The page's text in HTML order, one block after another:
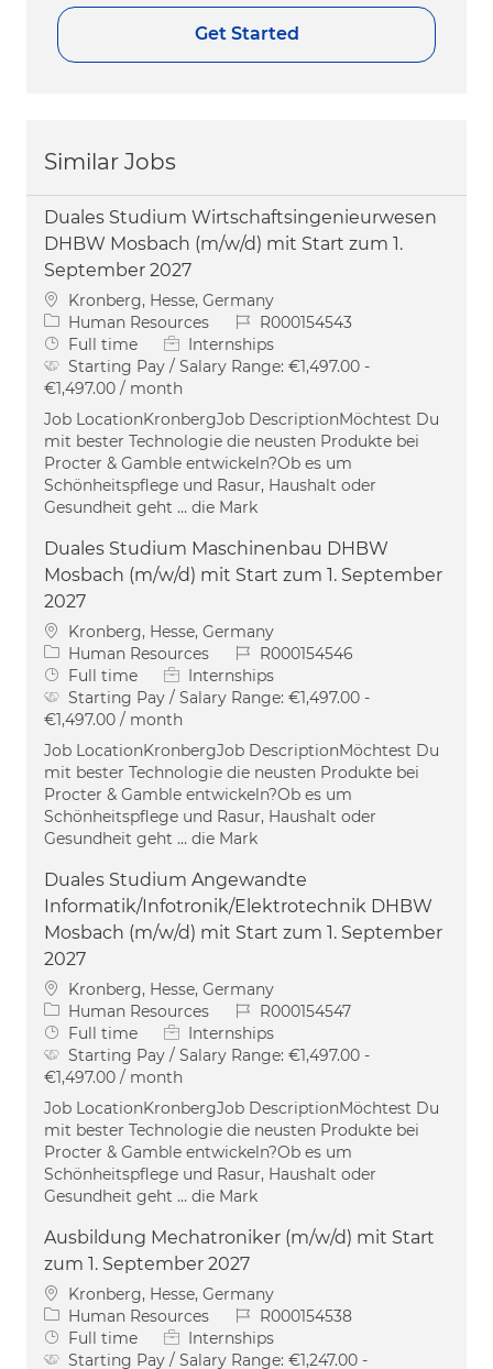
Get Started
Similar Jobs
Duales Studium Wirtschaftsingenieurwesen
DHBW Mosbach (m/w/d) mit Start zum 1.
September 2027
Location
Kronberg, Hesse, Germany
Category
Human Resources Job IdR000154543
Job Type
Full time
Internships
Starting Pay / Salary Range: €1,497.00 -
€1,497.00 / month
Job LocationKronbergJob DescriptionMöchtest Du
mit bester Technologie die neusten Produkte bei
Procter & Gamble entwickeln?Ob es um
Schönheitspflege und Rasur, Haushalt oder
Gesundheit geht … die Mark
Duales Studium Maschinenbau DHBW
Mosbach (m/w/d) mit Start zum 1. September
2027
Location
Kronberg, Hesse, Germany
Category
Human Resources Job IdR000154546
Job Type
Full time
Internships
Starting Pay / Salary Range: €1,497.00 -
€1,497.00 / month
Job LocationKronbergJob DescriptionMöchtest Du
mit bester Technologie die neusten Produkte bei
Procter & Gamble entwickeln?Ob es um
Schönheitspflege und Rasur, Haushalt oder
Gesundheit geht … die Mark
Duales Studium Angewandte
Informatik/Infotronik/Elektrotechnik DHBW
Mosbach (m/w/d) mit Start zum 1. September
2027
Location
Kronberg, Hesse, Germany
Category
Human Resources Job IdR000154547
Job Type
Full time
Internships
Starting Pay / Salary Range: €1,497.00 -
€1,497.00 / month
Job LocationKronbergJob DescriptionMöchtest Du
mit bester Technologie die neusten Produkte bei
Procter & Gamble entwickeln?Ob es um
Schönheitspflege und Rasur, Haushalt oder
Gesundheit geht … die Mark
Ausbildung Mechatroniker (m/w/d) mit Start
zum 1. September 2027
Location
Kronberg, Hesse, Germany
Category
Human Resources Job IdR000154538
Job Type
Full time
Internships
Starting Pay / Salary Range: €1,247.00 -